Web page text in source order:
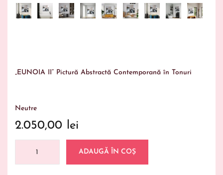
„EUNOIA II” Pictură Abstractă Contemporană în Tonuri
Neutre
2.050,00 lei
ADAUGĂ ÎN COȘ